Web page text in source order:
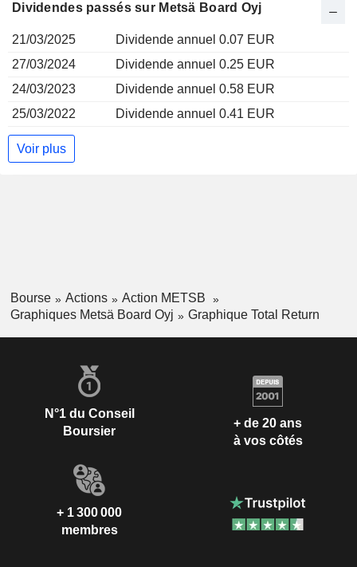
Dividendes passés sur Metsä Board Oyj
21/03/2025
Dividende annuel 0.07 EUR
27/03/2024
Dividende annuel 0.25 EUR
24/03/2023
Dividende annuel 0.58 EUR
25/03/2022
Dividende annuel 0.41 EUR
Voir plus
Bourse Actions
Action METSB
Graphiques Metsä Board Oyj
Graphique Total Return
N°1 du Conseil
Boursier
+ de 20 ans
à vos côtés
+ 1 300 000
membres